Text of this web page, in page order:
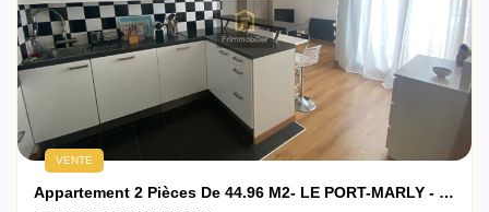
VENTE
Appartement 2 Pièces De 44.96 M2- LE PORT-MARLY - 78560